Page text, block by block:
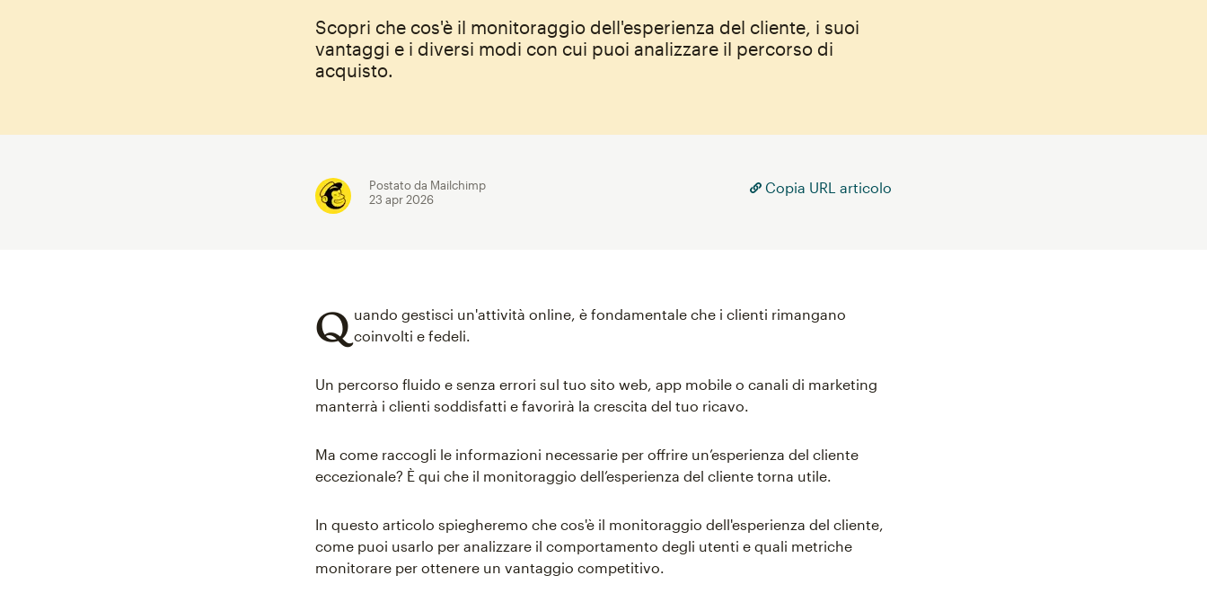
Scopri che cos'è il monitoraggio dell'esperienza del cliente, i suoi
vantaggi e i diversi modi con cui puoi analizzare il percorso di
acquisto.
Postato da Mailchimp
23 apr 2026
Copia URL articolo
Q uando gestisci un'attività online, è fondamentale che i clienti rimangano
coinvolti e fedeli.
Un percorso fluido e senza errori sul tuo sito web, app mobile o canali di marketing
manterrà i clienti soddisfatti e favorirà la crescita del tuo ricavo.
Ma come raccogli le informazioni necessarie per offrire un’esperienza del cliente
eccezionale? È qui che il monitoraggio dell’esperienza del cliente torna utile.
In questo articolo spiegheremo che cos'è il monitoraggio dell'esperienza del cliente,
come puoi usarlo per analizzare il comportamento degli utenti e quali metriche
monitorare per ottenere un vantaggio competitivo.